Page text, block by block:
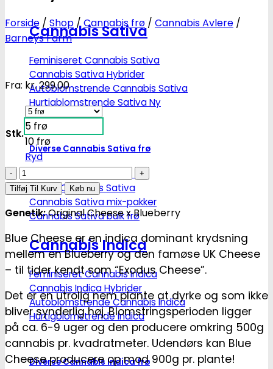
Cannabis Sativa
Feminiseret Cannabis Sativa
Cannabis Sativa Hybrider
Autoblomstrende Cannabis Sativa
Hurtigblomstrende Sativa
Diverse Cannabis Sativa frø
Billige Cannabis Sativa frø
Top 10 Cannabis Sativa
Cannabis Sativa mix-pakker
Cannabis Sativa bulk frø
Cannabis Indica
Feminiseret Cannabis Indica
Cannabis Indica Hybrider
Autoblomstrende Cannabis Indica
Hurtigblomstrende Indica
Diverse Cannabis Indica frø
Forside / Shop /Cannabis frø / Cannabis Avlere /
Barneys Farm
Fra: kr.299.00
Stk.
5 frø
10 frø
Ryd
Blue
Cheese
Fem.
cannabis
frø
-
Barneys
farm
antal
Tilføj Til Kurv Køb nu
Genetik:Original Cheese x Blueberry
Blue Cheese er en indica dominant krydsning
mellem en Blueberry og den famøse UK Cheese
– til tider kendt som “Exodus Cheese”.
Det er en utrolig nem plante at dyrke og som ikke
bliver synderlig høj. Blomstringsperioden ligger
på ca. 6-9 uger og den producere omkring 500g
cannabis pr. kvadratmeter. Udendørs kan Blue
Cheese producere op mod 900g pr. plante!